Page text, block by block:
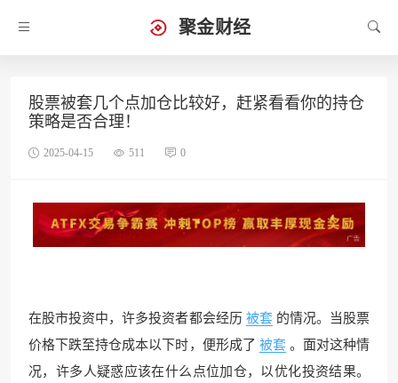
聚金财经
股票被套几个点加仓比较好，赶紧看看你的持仓
策略是否合理！
2025-04-15 511 0
在股市投资中，许多投资者都会经历 被套 的情况。当股票
价格下跌至持仓成本以下时，便形成了 被套 。面对这种情
况，许多人疑惑应该在什么点位加仓，以优化投资结果。